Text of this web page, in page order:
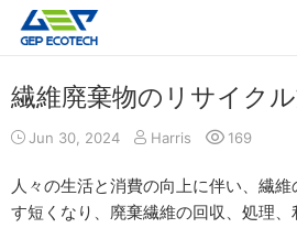
アプリケーション
リリース
私たちについて
お問い合わせ
繊維廃棄物のリサイク
Jun 30, 2024 Harris 169
人々の生活と消費の向上に伴い、繊
す短くなり、廃棄繊維の回収、処理